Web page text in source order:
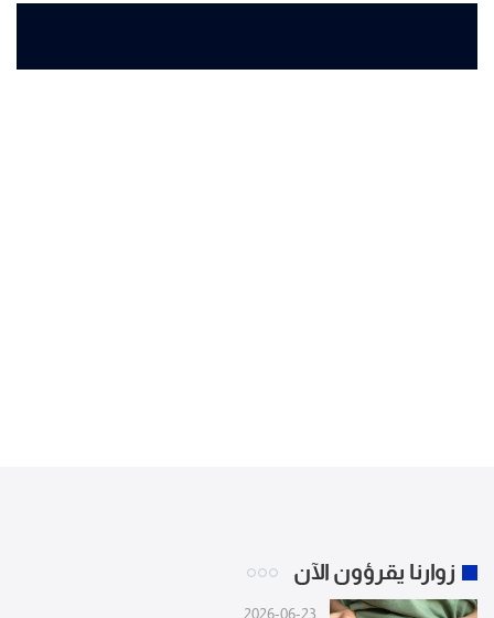
زوارنا يقرؤون الآن
2026-06-23